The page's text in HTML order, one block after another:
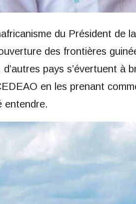
du Président de
des frontières
pays s’évertuent à
en les prenant
entendre.